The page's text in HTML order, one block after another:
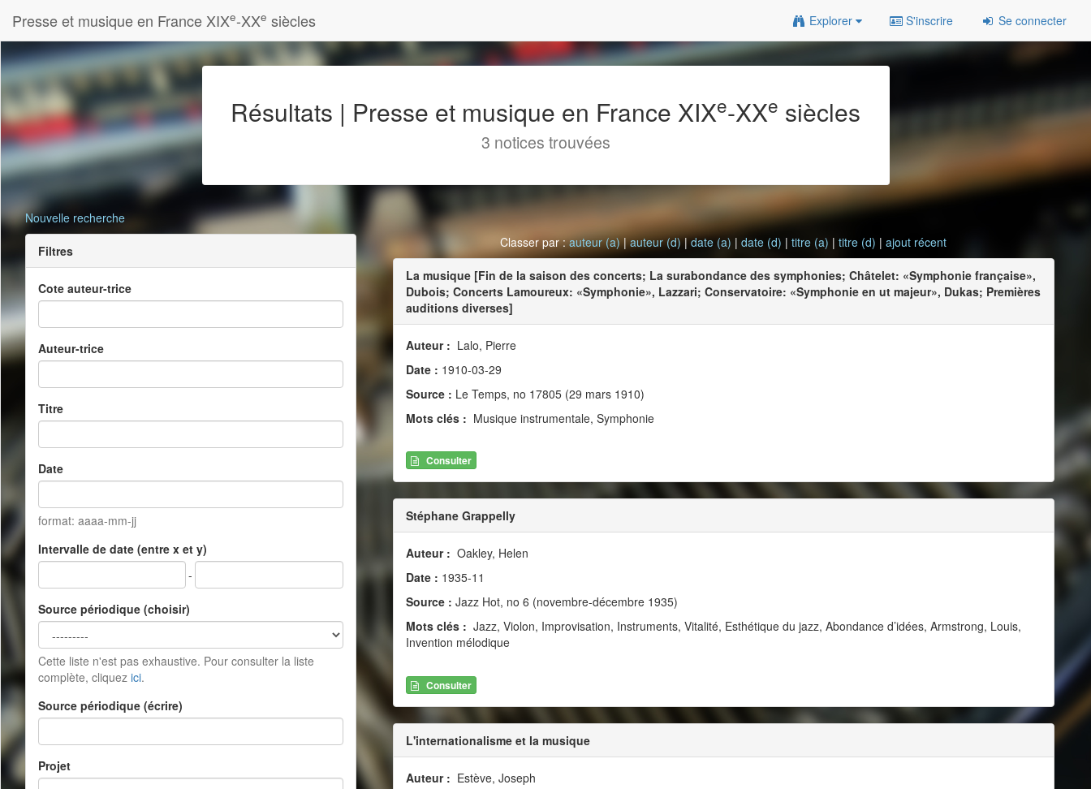
Presse et musique en France XIXe-XXe siècles Explorer S'inscrire Se connecter
Résultats | Presse et musique en France XIXe-XXe siècles
3 notices trouvées
Nouvelle recherche
Filtres
Cote auteur-trice
Auteur-trice
Titre
Date
format: aaaa-mm-jj
Intervalle de date (entre x et y)
-
Source périodique (choisir)
Cette liste n'est pas exhaustive. Pour consulter la liste
complète, cliquez ici.
Source périodique (écrire)
Projet
Classer par :auteur (a)|auteur (d)|date (a) |date (d) |titre (a) |titre (d) |ajout récent
La musique [Fin de la saison des concerts; La surabondance des symphonies; Châtelet: «Symphonie française»,
Dubois; Concerts Lamoureux: «Symphonie», Lazzari; Conservatoire: «Symphonie en ut majeur», Dukas; Premières
auditions diverses]
Auteur : Lalo, Pierre
Date : 1910-03-29
Source : Le Temps, no 17805 (29 mars 1910)
Mots clés : Musique instrumentale, Symphonie
Consulter
Stéphane Grappelly
Auteur : Oakley, Helen
Date : 1935-11
Source : Jazz Hot, no 6 (novembre-décembre 1935)
Mots clés : Jazz, Violon, Improvisation, Instruments, Vitalité, Esthétique du jazz, Abondance d’idées, Armstrong, Louis,
Invention mélodique
Consulter
L'internationalisme et la musique
Auteur : Estève, Joseph